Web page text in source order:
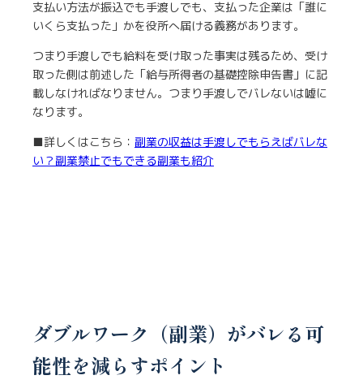
支払い方法が振込でも手渡しでも、支払った企業は「誰に
いくら支払った」かを役所へ届ける義務があります。
つまり手渡しでも給料を受け取った事実は残るため、受け
取った側は前述した「給与所得者の基礎控除申告書」に記
載しなければなりません。つまり手渡しでバレないは嘘に
なります。
■詳しくはこちら： 副業の収益は手渡しでもらえばバレな
い？副業禁止でもできる副業も紹介
ダブルワーク（副業）がバレる可
能性を減らすポイント